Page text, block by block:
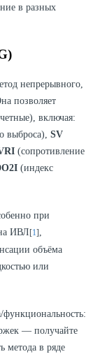
в разных
непрерывного,
позволяет
включая:
выброса), SV
(сопротивление
(индекс
при
ИВЛ 1 ,
объёма
или
— получайте
метода в ряде